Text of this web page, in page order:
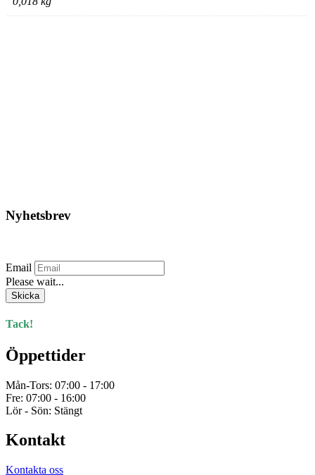
Nyhetsbrev
Email
Please wait...
Skicka
Tack!
Öppettider
Mån-Tors: 07:00 - 17:00
Fre: 07:00 - 16:00
Lör - Sön: Stängt
Kontakt
Kontakta oss